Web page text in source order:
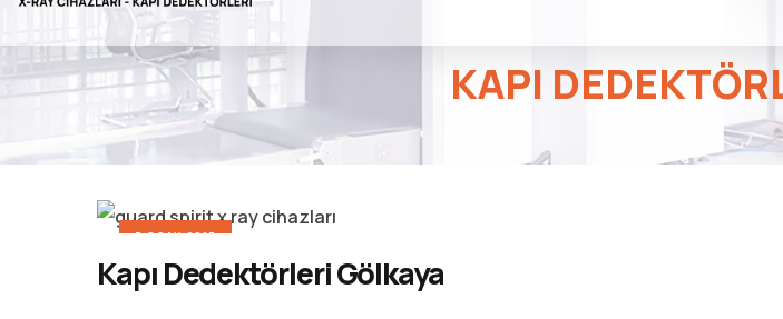
KAPI
3 OCAK 2017
Kapı Dedektörleri Gölkaya